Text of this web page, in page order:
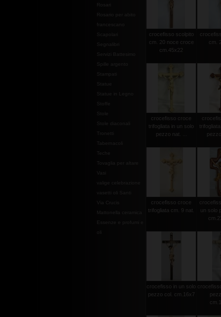
Rosari
Rosario per abito
francescano
Scapolari
Segnalibri
Servizi Battesimo
Spille argento
Stampati
Statue
Statue in Legno
Stoffe
Stole
Stole diaconali
Tabernacoli
valige celebrazione
Mattonella ceramica
Essenze e profumi e
crocefisso scolpito
cm. 20 noce croce
cm.45x22
cm.
crocefisso croce
trifogliata in un solo
pezzo nat. ...
crocefisso croce
trifogliata cm. 9 nat.
un solo
crocefisso in un solo
pezzo col. cm.16x7